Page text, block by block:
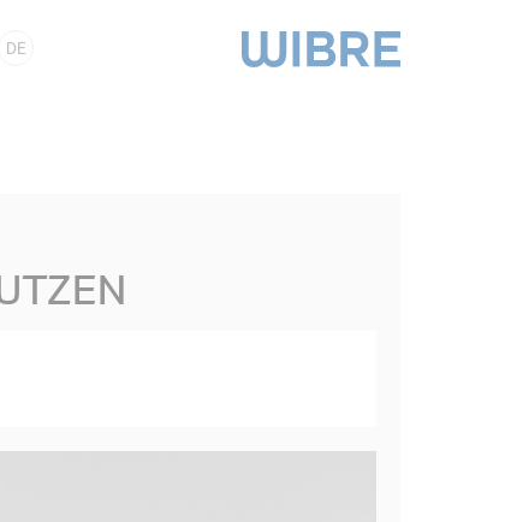
DE